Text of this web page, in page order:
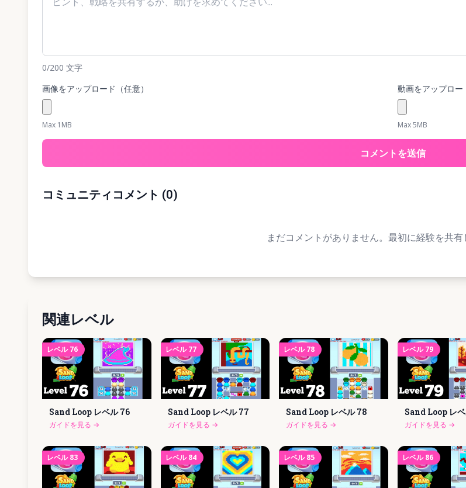
0/200 文字
画像をアップロード（任意）
Max 1MB
動画をアップロー
Max 5MB
コメントを送信
コミュニティコメント (0)
まだコメントがありません。最初に経験を共有
関連レベル
レベル 76
Sand Loop レベル 76
ガイドを見る →
レベル 77
Sand Loop レベル 77
ガイドを見る →
レベル 78
Sand Loop レベル78
ガイドを見る →
レベル 79
Sand Loop レ
ガイドを見る →
レベル 83 レベル 84 レベル 85 レベル 86